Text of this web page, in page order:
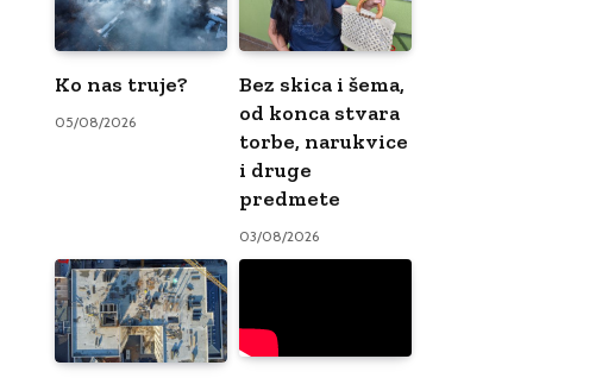
Ko nas truje?
05/08/2026
Bez skica i šema,
od konca stvara
torbe, narukvice
i druge
predmete
03/08/2026